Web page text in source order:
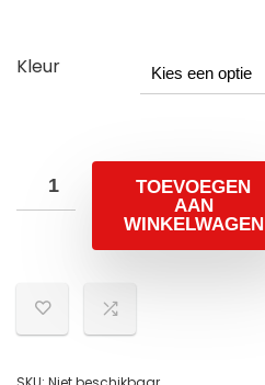
Kleur
TOEVOEGEN
AAN
WINKELWAGEN